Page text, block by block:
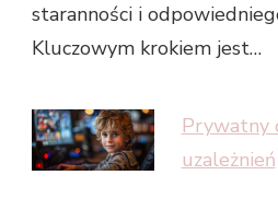
staranności i
Kluczowym krokiem jest…
Prywatny
uzależnień